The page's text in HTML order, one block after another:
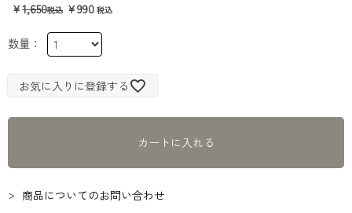
1,650 990
お気に入りに登録する
カートに入れる
商品についてのお問い合わせ